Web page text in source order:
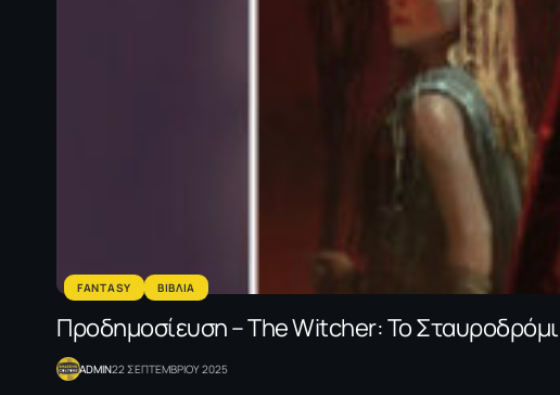
FANTASY ΒΙΒΛΙΑ
Προδημοσίευση – The Witcher: Το
ADMIN22 ΣΕΠΤΕΜΒΡΙΟΥ 2025